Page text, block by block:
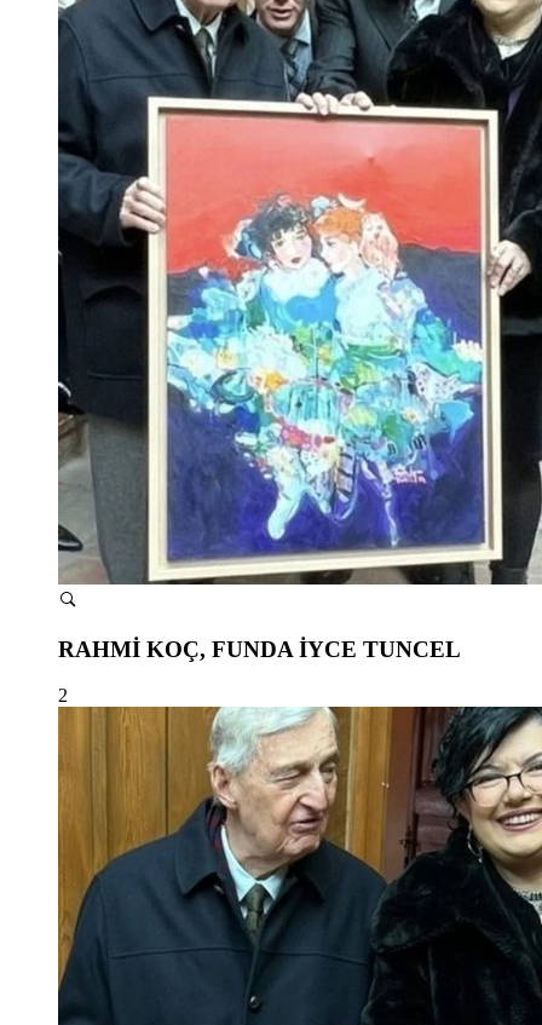
RAHMİ KOÇ, FUNDA İYCE TUNCEL
2